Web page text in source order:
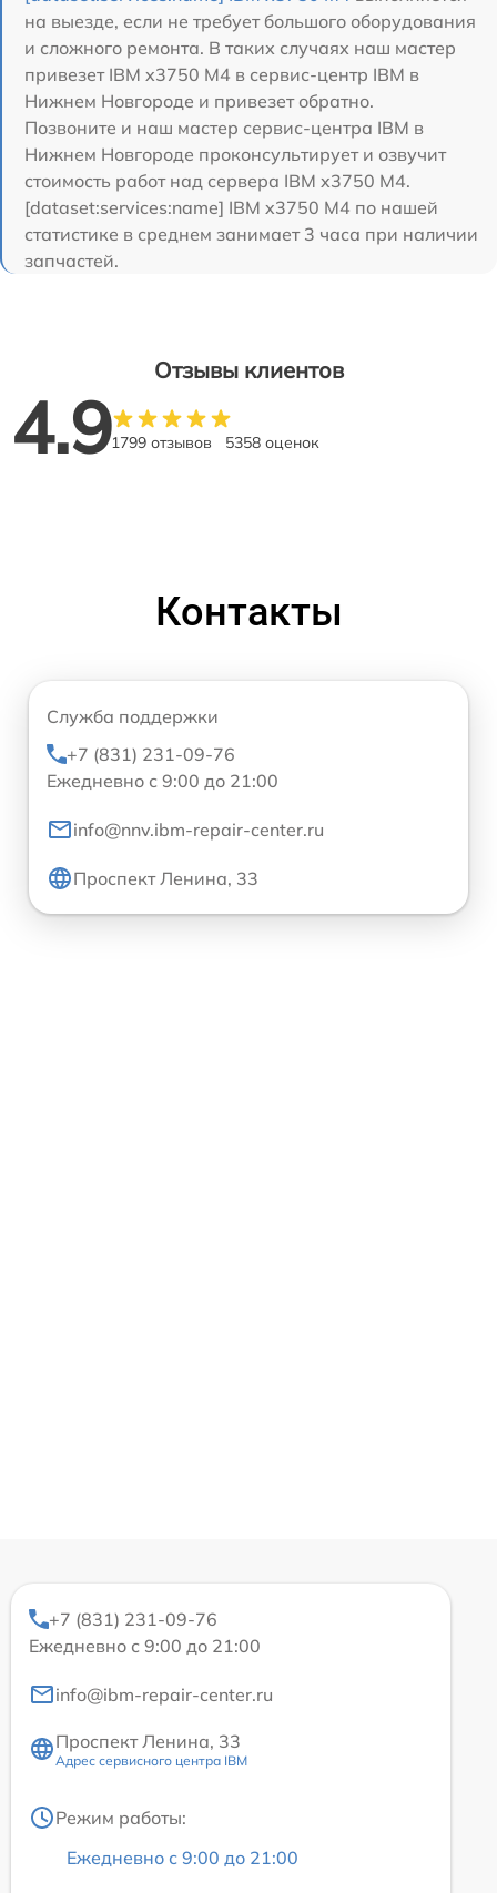
на выезде, если не требует большого оборудования
и сложного ремонта. В таких случаях наш мастер
привезет IBM x3750 M4 в сервис-центр IBM в
Нижнем Новгороде и привезет обратно.
Позвоните и наш мастер сервис-центра IBM в
Нижнем Новгороде проконсультирует и озвучит
стоимость работ над сервера IBM x3750 M4.
[dataset:services:name] IBM x3750 M4 по нашей
статистике в среднем занимает 3 часа при наличии
запчастей.
Отзывы клиентов
4.91799 отзывов 5358 оценок
Контакты
Служба поддержки
+7 (831) 231-09-76
Ежедневно с 9:00 до 21:00
info@nnv.ibm-repair-center.ru
Проспект Ленина, 33
+7 (831) 231-09-76
Ежедневно с 9:00 до 21:00
info@ibm-repair-center.ru
Проспект Ленина, 33
Адрес сервисного центра IBM
Режим работы:
Ежедневно с 9:00 до 21:00